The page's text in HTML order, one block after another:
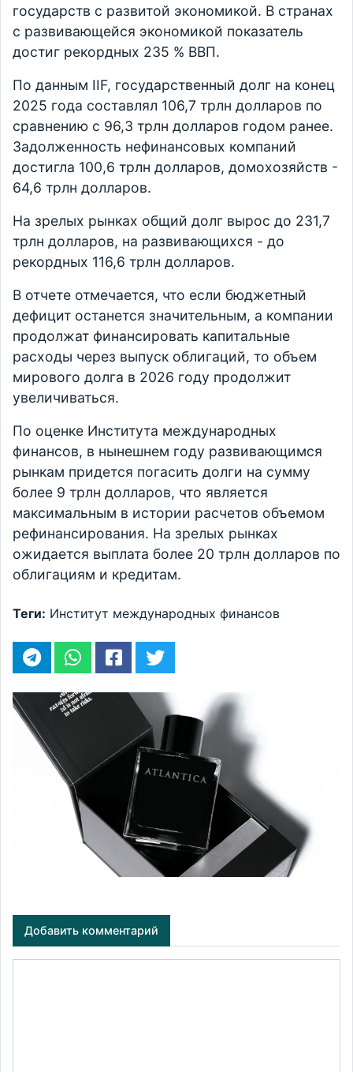
государств с развитой экономикой. В странах
с развивающейся экономикой показатель
достиг рекордных 235 % ВВП.
По данным IIF, государственный долг на конец
2025 года составлял 106,7 трлн долларов по
сравнению с 96,3 трлн долларов годом ранее.
Задолженность нефинансовых компаний
достигла 100,6 трлн долларов, домохозяйств -
64,6 трлн долларов.
На зрелых рынках общий долг вырос до 231,7
трлн долларов, на развивающихся - до
рекордных 116,6 трлн долларов.
В отчете отмечается, что если бюджетный
дефицит останется значительным, а компании
продолжат финансировать капитальные
расходы через выпуск облигаций, то объем
мирового долга в 2026 году продолжит
увеличиваться.
По оценке Института международных
финансов, в нынешнем году развивающимся
рынкам придется погасить долги на сумму
более 9 трлн долларов, что является
максимальным в истории расчетов объемом
рефинансирования. На зрелых рынках
ожидается выплата более 20 трлн долларов по
облигациям и кредитам.
Теги: Институт международных финансов
Добавить комментарий